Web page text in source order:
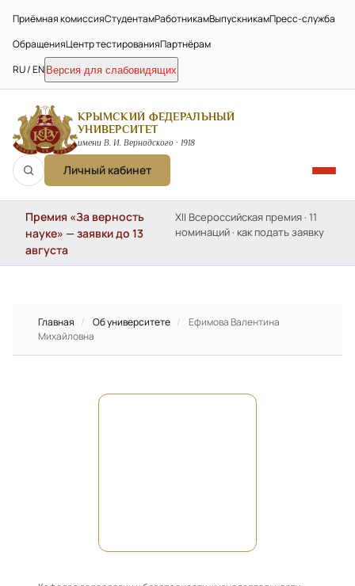
Приёмная комиссияСтудентамРаботникамВыпускникамПресс-служба
ОбращенияЦентр тестированияПартнёрам
RU / EN Версия для слабовидящих
КРЫМСКИЙ ФЕДЕРАЛЬНЫЙ
УНИВЕРСИТЕТ
имени В. И. Вернадского · 1918
Личный кабинет
Премия «За верность
науке» — заявки до 13
августа
XII Всероссийская премия · 11
номинаций · как подать заявку
Главная / Об университете /
Ефимова Валентина
Михайловна